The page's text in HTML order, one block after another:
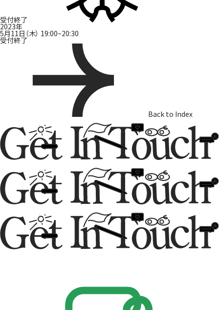
受付終了
2023年
5月11日（木） 19:00~20:30
受付終了
Back to Index